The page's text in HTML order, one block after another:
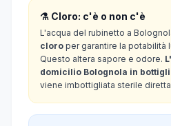
⚗️ Cloro: c'è o non c'è
L'acqua del rubinetto a
cloro per garantire la potabilità
Questo altera sapore e odore.
domicilio Bolognola in
viene imbottigliata sterile